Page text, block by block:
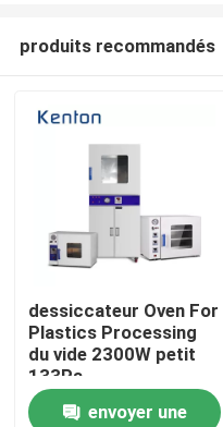
Accueil
produits recommandés
dessiccateur Oven For
Plastics Processing
du vide 2300W petit
133Pa
envoyer une